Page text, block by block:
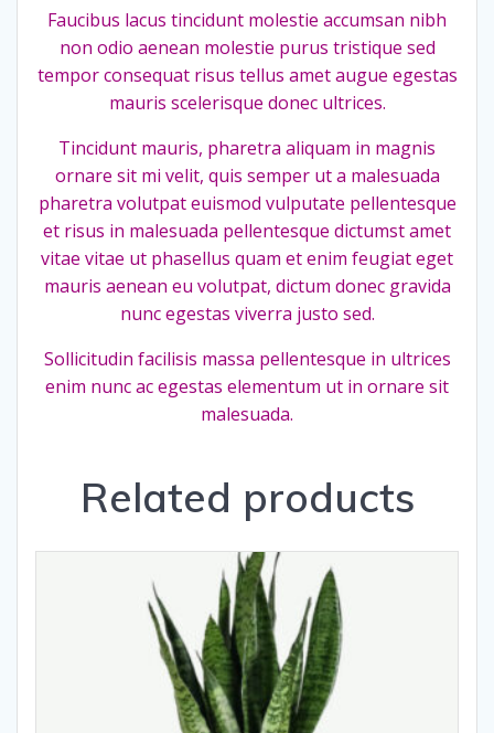
Faucibus lacus tincidunt molestie accumsan nibh
non odio aenean molestie purus tristique sed
tempor consequat risus tellus amet augue egestas
mauris scelerisque donec ultrices.
Tincidunt mauris, pharetra aliquam in magnis
ornare sit mi velit, quis semper ut a malesuada
pharetra volutpat euismod vulputate pellentesque
et risus in malesuada pellentesque dictumst amet
vitae vitae ut phasellus quam et enim feugiat eget
mauris aenean eu volutpat, dictum donec gravida
nunc egestas viverra justo sed.
Sollicitudin facilisis massa pellentesque in ultrices
enim nunc ac egestas elementum ut in ornare sit
malesuada.
Related products